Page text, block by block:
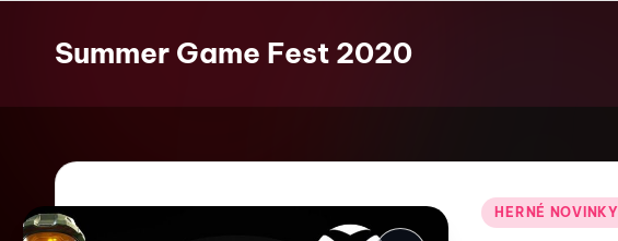
Summer Game Fest 2020
HERNÉ NOVINKY